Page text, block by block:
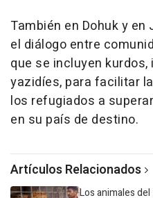
También en Dohuk y
el diálogo entre
que se incluyen
yazidíes, para facilitar
los refugiados a
en su país de destino.
Artículos Relacionados
Los animales